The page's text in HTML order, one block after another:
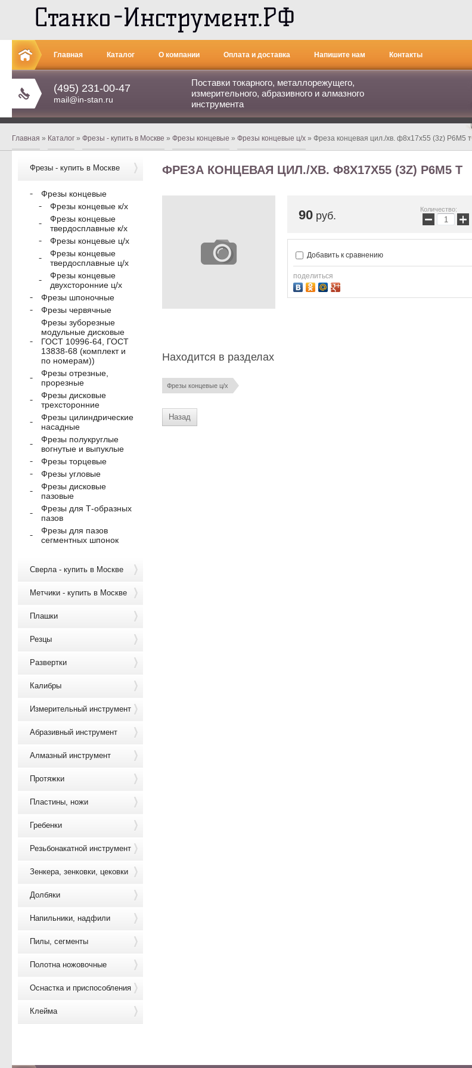
(495) 231-00-47
mail@in-stan.ru
Поставки токарного, металлорежущего,
измерительного, абразивного и алмазного
инструмента
Главная Каталог О компании Оплата и доставка Напишите нам Контакты
Главная » Каталог » Фрезы - купить в Москве » Фрезы концевые » Фрезы концевые ц/х » Фреза концевая цил./хв. ф8х17х55 (3z) Р6М5 т
ФРЕЗА КОНЦЕВАЯ ЦИЛ./ХВ. Ф8Х17Х55 (3Z) Р6М5 Т
90 руб.
Количество:
− +
Добавить к сравнению
поделиться
Находится в разделах
Фрезы концевые ц/х
Назад
Фрезы - купить в Москве
Фрезы концевые
Фрезы концевые к/х
Фрезы концевые
твердосплавные к/х
Фрезы концевые ц/х
Фрезы концевые
твердосплавные ц/х
Фрезы концевые
двухсторонние ц/х
Фрезы шпоночные
Фрезы червячные
Фрезы зуборезные
модульные дисковые
ГОСТ 10996-64, ГОСТ
13838-68 (комплект и
по номерам))
Фрезы отрезные,
прорезные
Фрезы дисковые
трехсторонние
Фрезы цилиндрические
насадные
Фрезы полукруглые
вогнутые и выпуклые
Фрезы торцевые
Фрезы угловые
Фрезы дисковые
пазовые
Фрезы для Т-образных
пазов
Фрезы для пазов
сегментных шпонок
Сверла - купить в Москве
Метчики - купить в Москве
Плашки
Резцы
Развертки
Калибры
Измерительный инструмент
Абразивный инструмент
Алмазный инструмент
Протяжки
Пластины, ножи
Гребенки
Резьбонакатной инструмент
Зенкера, зенковки, цековки
Долбяки
Напильники, надфили
Пилы, сегменты
Полотна ножовочные
Оснастка и приспособления
Клейма